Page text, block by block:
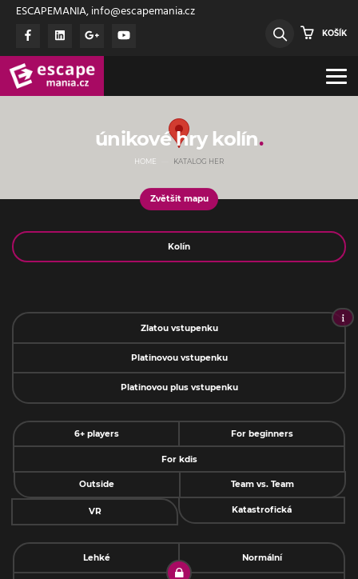
ESCAPEMANIA, info@escapemania.cz
KOŠÍK
Zvětšit mapu
únikové hry kolín
HOME KATALOG HER
Jméno
Zlatou vstupenku
Platinovou vstupenku
Platinovou plus vstupenku
6+ players For beginners
For kdis
Outside Team vs. Team
VR Katastrofická
Lehké Normální